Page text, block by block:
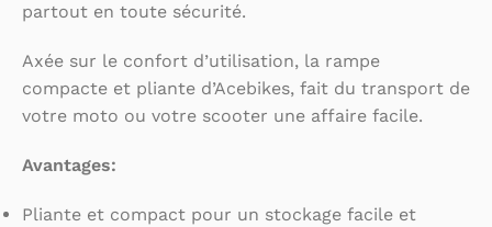
partout en toute sécurité.
Axée sur le confort d’utilisation, la rampe
compacte et pliante d’Acebikes, fait du transport de
votre moto ou votre scooter une affaire facile.
Avantages:
Pliante et compact pour un stockage facile et